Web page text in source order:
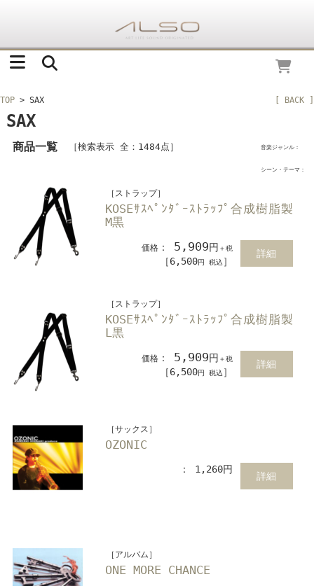
TOP > SAX [ BACK ]
SAX
音楽ジャンル：
シーン・テーマ：
商品一覧 ［検索表示 全：1484点］
［ストラップ］
KOSEｻｽﾍﾟﾝﾀﾞｰｽﾄﾗｯﾌﾟ合成樹脂製
M黒
価格 ： 5,909円 ＋税
［6,500円 税込 ］
詳細
［ストラップ］
KOSEｻｽﾍﾟﾝﾀﾞｰｽﾄﾗｯﾌﾟ合成樹脂製
L黒
価格 ： 5,909円 ＋税
［6,500円 税込 ］
詳細
［サックス］
OZONIC
： 1,260円
詳細
［アルバム］
ONE MORE CHANCE